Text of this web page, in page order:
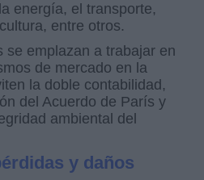
energía, el transporte,
entre otros.
se emplazan a trabajar en
de mercado en la
la doble contabilidad,
del Acuerdo de París y
ambiental del
y daños